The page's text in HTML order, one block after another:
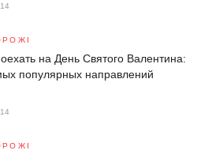
на День Святого Валентина:
популярных направлений